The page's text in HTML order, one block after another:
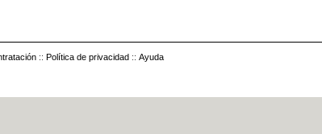
:: Política de privacidad :: Ayuda